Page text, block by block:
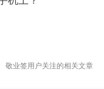
敬业签用户关注的相关文章